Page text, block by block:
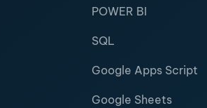
POWER BI
SQL
Google Apps Script
Google Sheets